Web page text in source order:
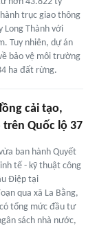
trục giao thông
Long Thành với
Tuy nhiên, dự án
bảo vệ môi trường
ha đất rừng.
cải tạo,
Quốc lộ 37
ban hành Quyết
tế - kỹ thuật công
Điệp tại
qua xã La Bằng,
tổng mức đầu tư
sách nhà nước,